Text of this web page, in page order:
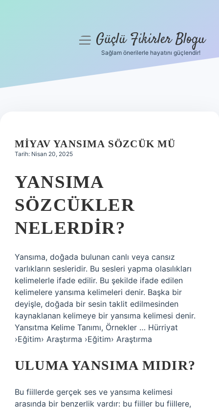
Hakkımızda
menüyüGüçlü Fikirler Blogu
Sağlam önerilerle hayatını güçlendir!
MIYAV YANSIMA SÖZCÜK MÜ
Tarih: Nisan 20, 2025
YANSIMA
SÖZCÜKLER
NELERDIR?
Yansıma, doğada bulunan canlı veya cansız
varlıkların sesleridir. Bu sesleri yapma olasılıkları
kelimelerle ifade edilir. Bu şekilde ifade edilen
kelimelere yansıma kelimeleri denir. Başka bir
deyişle, doğada bir sesin taklit edilmesinden
kaynaklanan kelimeye bir yansıma kelimesi denir.
Yansıtma Kelime Tanımı, Örnekler … Hürriyat
›Eğitim› Araştırma ›Eğitim› Araştırma
ULUMA YANSIMA MIDIR?
Bu fiillerde gerçek ses ve yansıma kelimesi
arasında bir benzerlik vardır: bu fiiller bu fiillere,